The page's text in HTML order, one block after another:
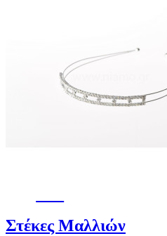
Στέκες Μαλλιών